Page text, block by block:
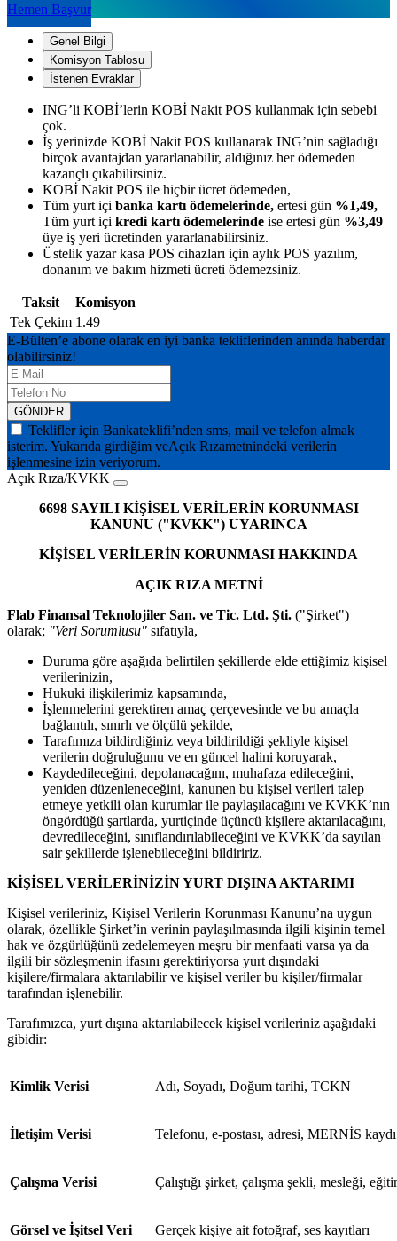
Hemen Başvur
Genel Bilgi
Komisyon Tablosu
İstenen Evraklar
ING’li KOBİ’lerin KOBİ Nakit POS kullanmak için sebebi
çok.
İş yerinizde KOBİ Nakit POS kullanarak ING’nin sağladığı
birçok avantajdan yararlanabilir, aldığınız her ödemeden
kazançlı çıkabilirsiniz.
KOBİ Nakit POS ile hiçbir ücret ödemeden,
Tüm yurt içi banka kartı ödemelerinde, ertesi gün %1,49,
Tüm yurt içi kredi kartı ödemelerinde ise ertesi gün %3,49
üye iş yeri ücretinden yararlanabilirsiniz.
Üstelik yazar kasa POS cihazları için aylık POS yazılım,
donanım ve bakım hizmeti ücreti ödemezsiniz.
Taksit
Komisyon
Tek Çekim 1.49
E-Bülten’e abone olarak en iyi banka tekliflerinden anında haberdar
olabilirsiniz!
GÖNDER
Teklifler için Bankateklifi’nden sms, mail ve telefon almak
isterim. Yukarıda girdiğim veAçık Rızametnindeki verilerin
işlenmesine izin veriyorum.
Açık Rıza/KVKK
6698 SAYILI KİŞİSEL VERİLERİN KORUNMASI
KANUNU ("KVKK") UYARINCA
KİŞİSEL VERİLERİN KORUNMASI HAKKINDA
AÇIK RIZA METNİ
Flab Finansal Teknolojiler San. ve Tic. Ltd. Şti. ("Şirket")
olarak; "Veri Sorumlusu" sıfatıyla,
Duruma göre aşağıda belirtilen şekillerde elde ettiğimiz kişisel
verilerinizin,
Hukuki ilişkilerimiz kapsamında,
İşlenmelerini gerektiren amaç çerçevesinde ve bu amaçla
bağlantılı, sınırlı ve ölçülü şekilde,
Tarafımıza bildirdiğiniz veya bildirildiği şekliyle kişisel
verilerin doğruluğunu ve en güncel halini koruyarak,
Kaydedileceğini, depolanacağını, muhafaza edileceğini,
yeniden düzenleneceğini, kanunen bu kişisel verileri talep
etmeye yetkili olan kurumlar ile paylaşılacağını ve KVKK’nın
öngördüğü şartlarda, yurtiçinde üçüncü kişilere aktarılacağını,
devredileceğini, sınıflandırılabileceğini ve KVKK’da sayılan
sair şekillerde işlenebileceğini bildiririz.
KİŞİSEL VERİLERİNİZİN YURT DIŞINA AKTARIMI
Kişisel verileriniz, Kişisel Verilerin Korunması Kanunu’na uygun
olarak, özellikle Şirket’in verinin paylaşılmasında ilgili kişinin temel
hak ve özgürlüğünü zedelemeyen meşru bir menfaati varsa ya da
ilgili bir sözleşmenin ifasını gerektiriyorsa yurt dışındaki
kişilere/firmalara aktarılabilir ve kişisel veriler bu kişiler/firmalar
tarafından işlenebilir.
Tarafımızca, yurt dışına aktarılabilecek kişisel verileriniz aşağıdaki
gibidir:
Kimlik Verisi Adı, Soyadı, Doğum tarihi, TCKN
İletişim Verisi Telefonu, e-postası, adresi, MERNİS kaydı
Çalışma Verisi Çalıştığı şirket, çalışma şekli, mesleği,
Görsel ve İşitsel Veri Gerçek kişiye ait fotoğraf, ses kayıtları